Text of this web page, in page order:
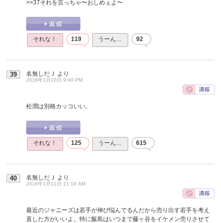
>>37それを言っちゃ〜おしめぇよ〜
それな！ 119 うーん… 92
39 名無しだＪ より
2016年1月10日 9:40 PM
松潤は別格カッコいい。
それな！ 125 うーん… 615
40 名無しだＪ より
2016年1月11日 11:18 AM
最近のジャニーズは若手が伸び悩んでるんだから売り出す若手を考え
直した方がいいよ。特に飯島はいつまで藤ヶ谷をイケメン売りさせて